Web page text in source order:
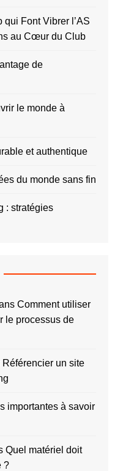
qui Font Vibrer l’AS
au Cœur du Club
de
le monde à
et authentique
du monde sans fin
: stratégies
Comment utiliser
le processus de
Référencier un site
importantes à savoir
Quel matériel doit
?